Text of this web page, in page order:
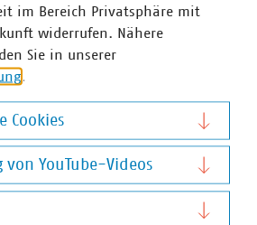
im Bereich Privatsphäre mit
widerrufen. Nähere
Sie in unserer
Cookies
von YouTube-Videos
YouTube-Videos